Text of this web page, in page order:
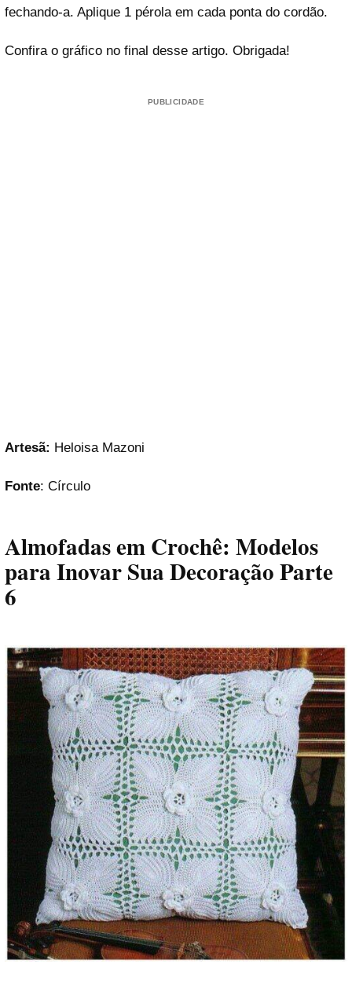
fechando-a. Aplique 1 pérola em cada ponta do cordão.
Confira o gráfico no final desse artigo. Obrigada!
PUBLICIDADE
Artesã: Heloisa Mazoni
Fonte: Círculo
Almofadas em Crochê: Modelos
para Inovar Sua Decoração Parte
6